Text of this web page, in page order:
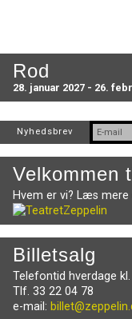
Rod
28. januar 2027 - 26.
Nyhedsbrev
Velkommen
Hvem er vi? Læs
Billetsalg
Telefontid hverdage
Tlf. 33 22 04 78
e-mail: